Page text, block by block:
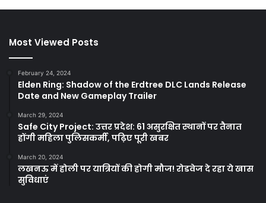
Most Viewed Posts
February 24, 2024
Elden Ring: Shadow of the Erdtree DLC Lands Release
Date and New Gameplay Trailer
March 29, 2024
Safe City Project: उत्तर प्रदेश: 61 असुरक्षित स्थानों पर तैनात
होंगी महिला पुलिसकर्मी, पढ़िए पूरी खबर
March 20, 2024
लखनऊ में होली पर यात्रियों की होगी मौज! रोडवेज दे रहा ये खास
सुविधाएं